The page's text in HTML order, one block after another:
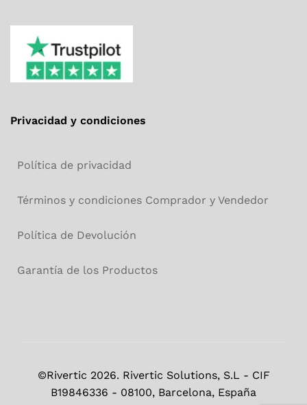
Privacidad y condiciones
Política de privacidad
Términos y condiciones Comprador y Vendedor
Política de Devolución
Garantía de los Productos
©Rivertic 2026. Rivertic Solutions, S.L - CIF
B19846336 - 08100, Barcelona, España